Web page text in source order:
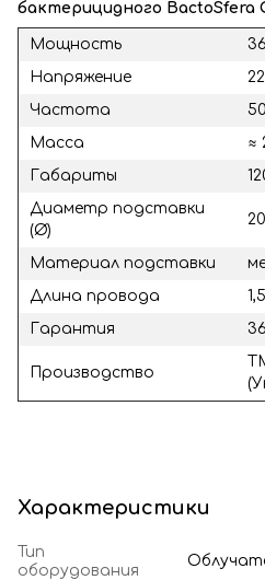
бактерицидного BactoSfera
Мощность
Напряжение
Частота
Масса
≈
Габариты
Диаметр подставки
(Ø)
Материал подставки
Длина провода
Гарантия
Производство
Характеристики
Тип
оборудования